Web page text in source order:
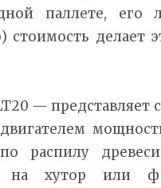
паллете, его
стоимость делает
—
распилу
хутор или